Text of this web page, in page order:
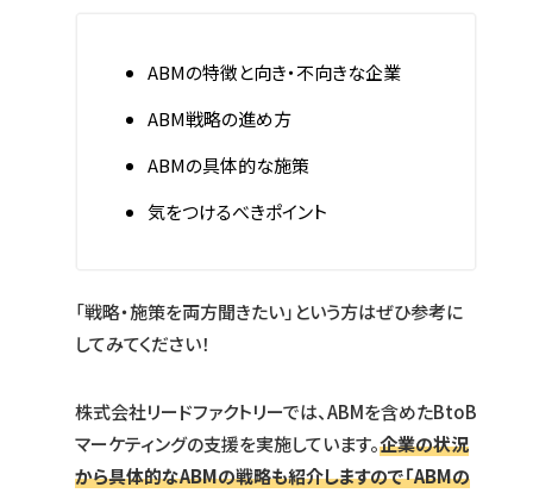
ABMの特徴と向き・不向きな企業
ABM戦略の進め方
ABMの具体的な施策
気をつけるべきポイント
「戦略・施策を両方聞きたい」という方はぜひ参考に
してみてください！
株式会社リードファクトリーでは、ABMを含めたBtoB
マーケティングの支援を実施しています。企業の状況
から具体的なABMの戦略も紹介しますので「ABMの